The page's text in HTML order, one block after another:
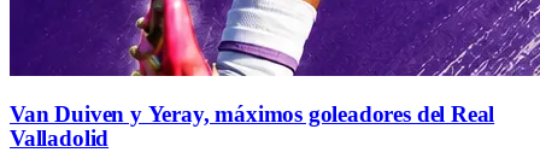
Van Duiven y Yeray, máximos goleadores del Real
Valladolid